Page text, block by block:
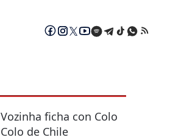
Vozinha ficha con Colo
Colo de Chile